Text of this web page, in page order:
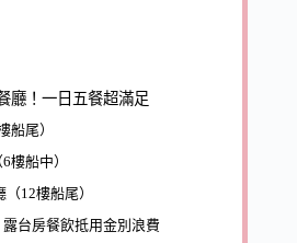
廳！一日五餐超滿足
船尾）
樓船中）
（12樓船尾）
台房餐飲抵用金別浪費